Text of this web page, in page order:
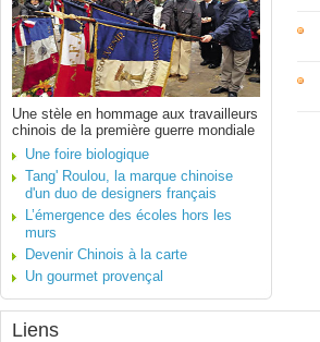
Une stèle en hommage aux travailleurs
chinois de la première guerre mondiale
Une foire biologique
Tang' Roulou, la marque chinoise
d'un duo de designers français
L’émergence des écoles hors les
murs
Devenir Chinois à la carte
Un gourmet provençal
Liens